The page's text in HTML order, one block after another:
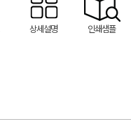
상세설명 인쇄샘플